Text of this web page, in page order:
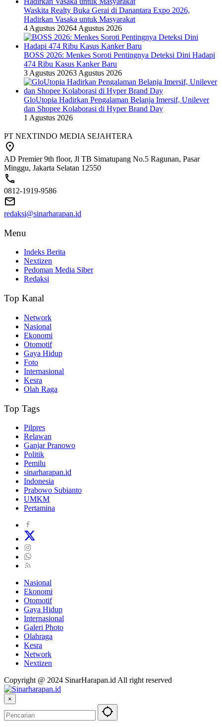
Waskita Realty Buka Gerai di Danantara Expo 2026,
Hadirkan Vasaka untuk Masyarakat
4 Agustus 20264 Agustus 2026
BOSS 2026: Menkes Soroti Pentingnya Deteksi Dini Hadapi
474 Ribu Kasus Kanker Baru
3 Agustus 20263 Agustus 2026
GloUtopia Hadirkan Pengalaman Belanja Imersif, Unilever
dan Shopee Kolaborasi di Hyper Brand Day
1 Agustus 2026
PT NEXTINDO MEDIA SEJAHTERA
AD Premier 9th floor, Jl TB Simatupang No.5 Ragunan, Pasar
Minggu, Jakarta Selatan 12550
0812-1919-9586
redaksi@sinarharapan.id
Menu
Indeks Berita
Nextizen
Pedoman Media Siber
Redaksi
Top Kanal
Network
Nasional
Ekonomi
Otomotif
Gaya Hidup
Foto
Internasional
Kesra
Olah Raga
Top Tags
Pilpres
Relawan
Ganjar Pranowo
Politik
Pemilu
sinarharapan.id
Indonesia
Prabowo Subianto
UMKM
Pertamina
Nasional
Ekonomi
Otomotif
Gaya Hidup
Internasional
Galeri Photo
Olahraga
Kesra
Network
Nextizen
Copyright @ 2024 SinarHarapan.id All right reserved
×